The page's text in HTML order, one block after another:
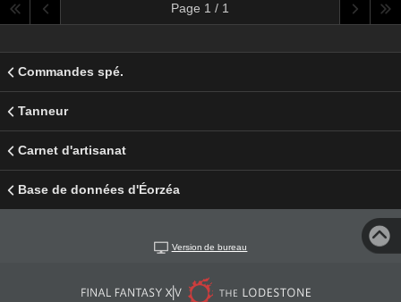
Page 1 / 1
Commandes spé.
Tanneur
Carnet d'artisanat
Base de données d'Éorzéa
Version de bureau